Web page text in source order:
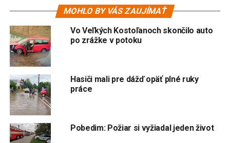
MOHLO BY VÁS ZAUJÍMAŤ
Vo Veľkých Kostoľanoch skončilo auto
po zrážke v potoku
Hasiči mali pre dážď opäť plné ruky
práce
Pobedim: Požiar si vyžiadal jeden život